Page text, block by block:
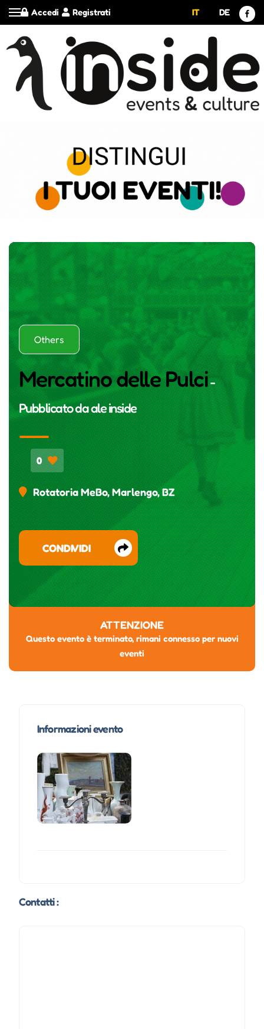
Registrati
Accedi IT DE
Others
Mercatino delle Pulci-
Pubblicato daale inside
0
Rotatoria MeBo, Marlengo, BZ
CONDIVIDI
ATTENZIONE
Questo evento è terminato, rimani connesso per nuovi
eventi
Informazioni evento
Contatti :